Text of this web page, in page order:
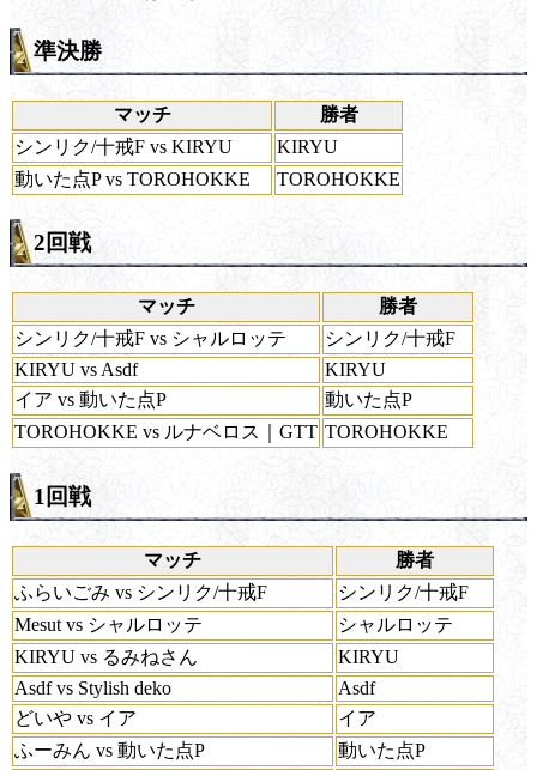
準決勝
マッチ
勝者
シンリク/十戒F vs KIRYU
KIRYU
動いた点P vs TOROHOKKE
TOROHOKKE
2回戦
マッチ
勝者
シンリク/十戒F vs シャルロッテ
シンリク/十戒F
KIRYU vs Asdf
KIRYU
イア vs 動いた点P
動いた点P
TOROHOKKE vs ルナベロス｜GTT TOROHOKKE
1回戦
マッチ
勝者
ふらいごみ vs シンリク/十戒F
シンリク/十戒F
Mesut vs シャルロッテ
シャルロッテ
KIRYU vs るみねさん
KIRYU
Asdf vs Stylish deko
Asdf
どいや vs イア
イア
ふーみん vs 動いた点P
動いた点P